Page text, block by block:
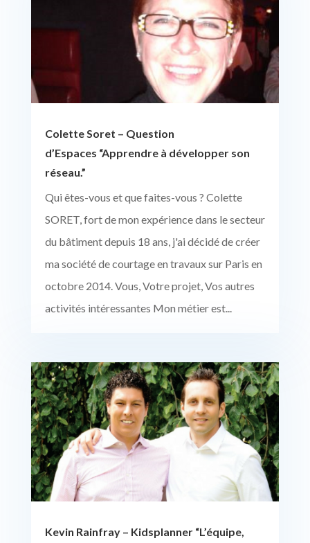
Colette Soret – Question
d’Espaces “Apprendre à développer son
réseau.”
Qui êtes-vous et que faites-vous ? Colette
SORET, fort de mon expérience dans le secteur
du bâtiment depuis 18 ans, j'ai décidé de créer
ma société de courtage en travaux sur Paris en
octobre 2014. Vous, Votre projet, Vos autres
activités intéressantes Mon métier est...
Kevin Rainfray – Kidsplanner “L’équipe,